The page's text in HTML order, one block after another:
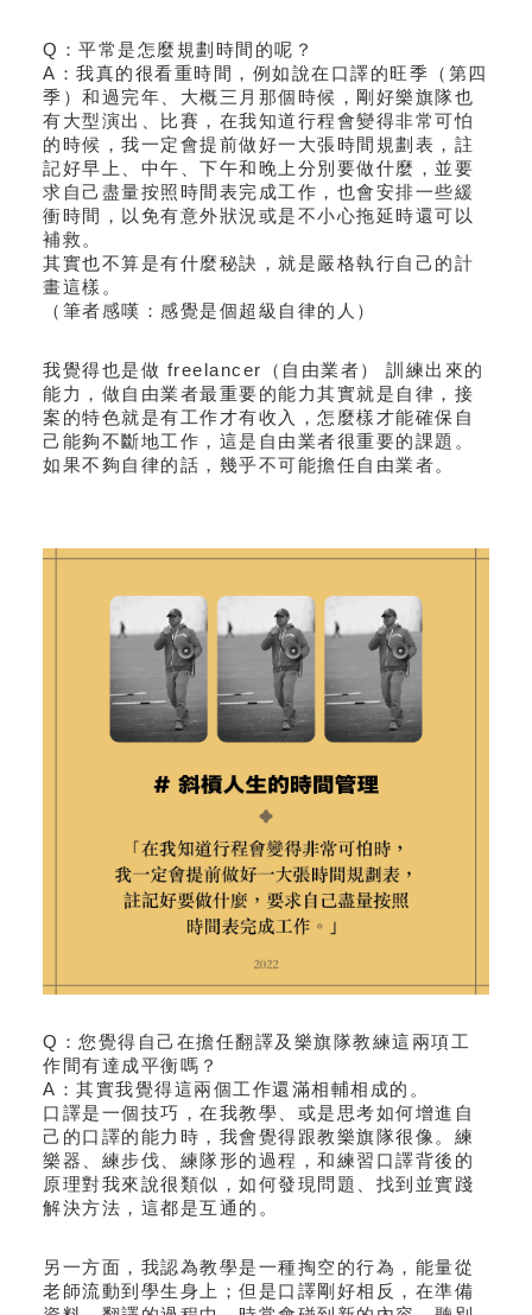
Q：平常是怎麼規劃時間的呢？
A：我真的很看重時間，例如說在口譯的旺季（第四
季）和過完年、大概三月那個時候，剛好樂旗隊也
有大型演出、比賽，在我知道行程會變得非常可怕
的時候，我一定會提前做好一大張時間規劃表，註
記好早上、中午、下午和晚上分別要做什麼，並要
求自己盡量按照時間表完成工作，也會安排一些緩
衝時間，以免有意外狀況或是不小心拖延時還可以
補救。
其實也不算是有什麼秘訣，就是嚴格執行自己的計
畫這樣。
（筆者感嘆：感覺是個超級自律的人）
我覺得也是做 freelancer（自由業者） 訓練出來的
能力，做自由業者最重要的能力其實就是自律，接
案的特色就是有工作才有收入，怎麼樣才能確保自
己能夠不斷地工作，這是自由業者很重要的課題。
如果不夠自律的話，幾乎不可能擔任自由業者。
Q：您覺得自己在擔任翻譯及樂旗隊教練這兩項工
作間有達成平衡嗎？
A：其實我覺得這兩個工作還滿相輔相成的。
口譯是一個技巧，在我教學、或是思考如何增進自
己的口譯的能力時，我會覺得跟教樂旗隊很像。練
樂器、練步伐、練隊形的過程，和練習口譯背後的
原理對我來說很類似，如何發現問題、找到並實踐
解決方法，這都是互通的。
另一方面，我認為教學是一種掏空的行為，能量從
老師流動到學生身上；但是口譯剛好相反，在準備